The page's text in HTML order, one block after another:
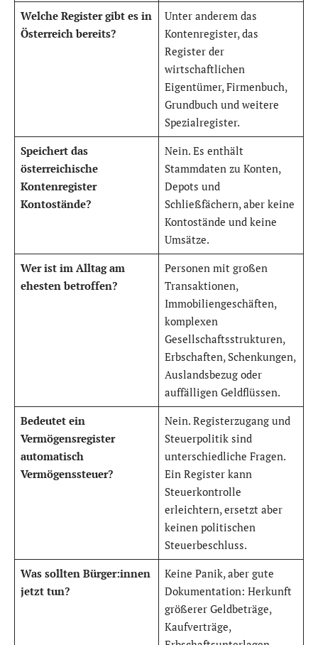
Welche Register gibt es in
Österreich bereits?
Unter anderem das
Kontenregister, das
Register der
wirtschaftlichen
Eigentümer, Firmenbuch,
Grundbuch und weitere
Spezialregister.
Speichert das
österreichische
Kontenregister
Kontostände?
Nein. Es enthält
Stammdaten zu Konten,
Depots und
Schließfächern, aber keine
Kontostände und keine
Umsätze.
Wer ist im Alltag am
ehesten betroffen?
Personen mit großen
Transaktionen,
Immobiliengeschäften,
komplexen
Gesellschaftsstrukturen,
Erbschaften, Schenkungen,
Auslandsbezug oder
auffälligen Geldflüssen.
Bedeutet ein
Vermögensregister
automatisch
Vermögenssteuer?
Nein. Registerzugang und
Steuerpolitik sind
unterschiedliche Fragen.
Ein Register kann
Steuerkontrolle
erleichtern, ersetzt aber
keinen politischen
Steuerbeschluss.
Was sollten Bürger:innen
jetzt tun?
Keine Panik, aber gute
Dokumentation: Herkunft
größerer Geldbeträge,
Kaufverträge,